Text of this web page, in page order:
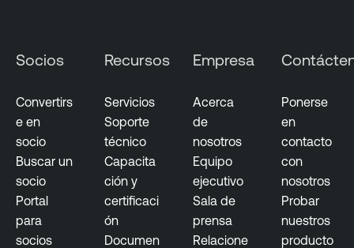
E
p
o
s
u
r
e
Socios
Convertirs
e en
socio
Buscar un
socio
Portal
para
socios
Recursos
Servicios
Soporte
técnico
Capacita
ción y
certificaci
ón
Documen
Empresa
Acerca
de
nosotros
Equipo
ejecutivo
Sala de
prensa
Relacione
Ponerse
en
contacto
con
nosotros
Probar
nuestros
producto